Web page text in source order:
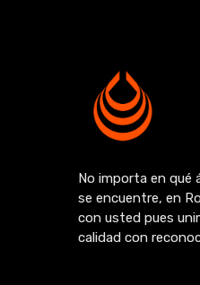
No importa en qué
se encuentre, en
con usted pues
calidad con